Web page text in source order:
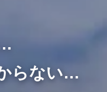
らない…